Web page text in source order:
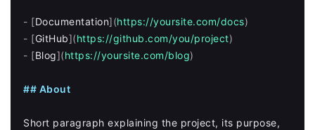
- [Documentation](https://yoursite.com/docs)
- [GitHub](https://github.com/you/project)
- [Blog](https://yoursite.com/blog)
## About
Short paragraph explaining the project, its purpose,